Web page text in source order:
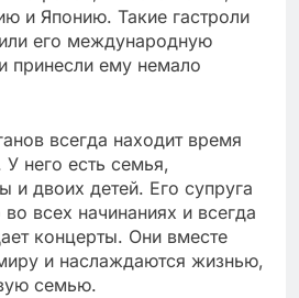
и Японию. Такие гастроли
его международную
принесли ему немало
всегда находит время
него есть семья,
и двоих детей. Его супруга
всех начинаниях и всегда
концерты. Они вместе
и наслаждаются жизнью,
семью.